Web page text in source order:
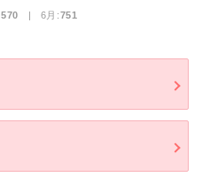
570 | 6月:751